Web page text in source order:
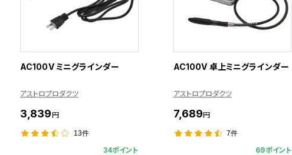
AC100V ミニグラインダー
アストロプロダクツ
3,839円
13件
34ポイント
AC100V 卓上ミニグラインダー
アストロプロダクツ
7,689円
7件
69ポイント